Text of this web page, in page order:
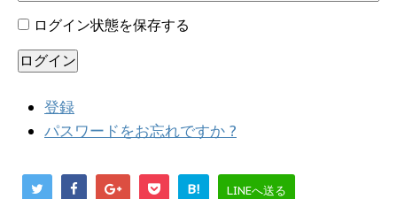
ログイン状態を保存する
ログイン
登録
パスワードをお忘れですか ?
B! LINEへ送る